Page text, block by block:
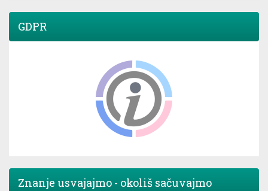
GDPR
Znanje usvajajmo - okoliš sačuvajmo